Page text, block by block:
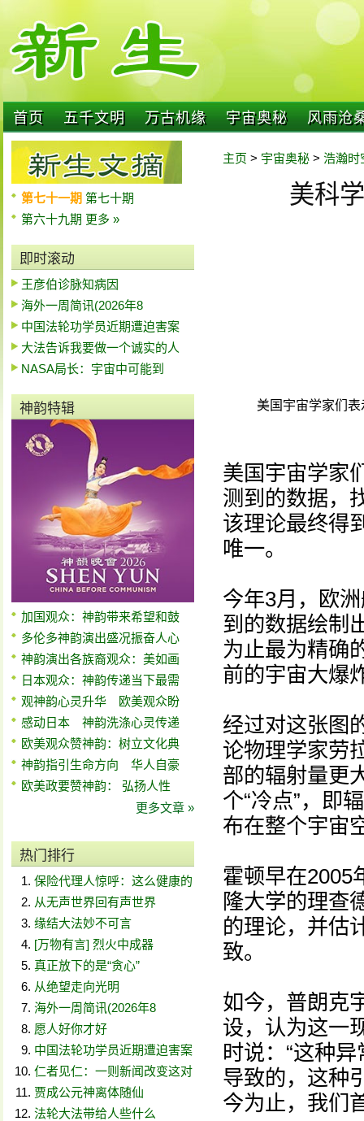
首页 五千文明 万古机缘 宇宙奥秘 风雨沧
第七十一期 第七十期
第六十九期 更多 »
即时滚动
王彦伯诊脉知病因
海外一周简讯(2026年8
中国法轮功学员近期遭迫害案
大法告诉我要做一个诚实的人
NASA局长：宇宙中可能到
神韵特辑
加国观众：神韵带来希望和鼓
多伦多神韵演出盛况振奋人心
神韵演出各族裔观众：美如画
日本观众：神韵传递当下最需
观神韵心灵升华 欧美观众盼
感动日本 神韵洗涤心灵传递
欧美观众赞神韵：树立文化典
神韵指引生命方向 华人自豪
欧美政要赞神韵： 弘扬人性
更多文章 »
热门排行
保险代理人惊呼：这么健康的
从无声世界回有声世界
缘结大法妙不可言
[万物有言] 烈火中成器
真正放下的是“贪心”
从绝望走向光明
海外一周简讯(2026年8
愿人好你才好
中国法轮功学员近期遭迫害案
仁者见仁：一则新闻改变这对
贾成公元神离体随仙
法轮大法带给人些什么
主页 > 宇宙奥秘 > 浩瀚时
美科
美国宇宙学家们
美国宇宙学家
测到的数据，
该理论最终得
唯一。
今年3月，欧
到的数据绘制
为止最为精确
前的宇宙大爆
经过对这张图
论物理学家劳
部的辐射量更
个“冷点”，即
布在整个宇宙
霍顿早在2005
隆大学的理查
的理论，并估
致。
如今，普朗克
设，认为这一
时说：“这种
导致的，这种
今为止，我们